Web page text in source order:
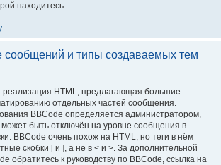
находитесь.
сообщений и типы создаваемых тем
реализация HTML, предлагающая большие
отдельных частей сообщения.
BBCode определяется администратором,
быть отключён на уровне сообщения в
BBCode очень похож на HTML, но теги в нём
скобки [ и ], а не в < и >. За дополнительной
обратитесь к руководству по BBCode, ссылка на